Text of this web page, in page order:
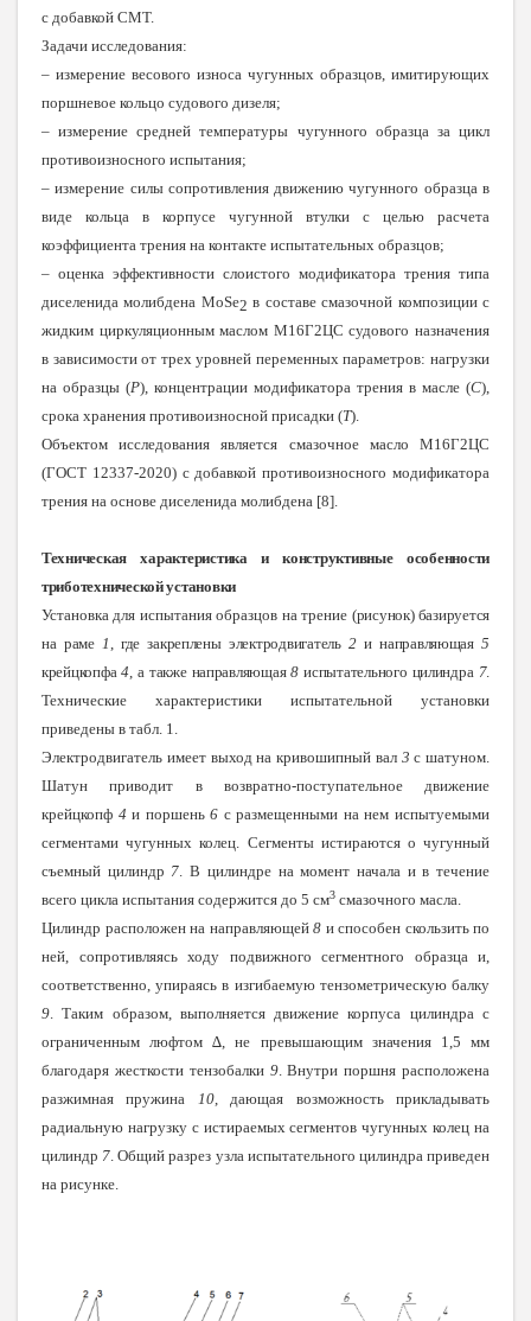
с добавкой СМТ.
Задачи исследования:
– измерение весового износа чугунных образцов, имитирующих
поршневое кольцо судового дизеля;
– измерение средней температуры чугунного образца за цикл
противоизносного испытания;
– измерение силы сопротивления движению чугунного образца в
виде кольца в корпусе чугунной втулки с целью расчета
коэффициента трения на контакте испытательных образцов;
– оценка эффективности слоистого модификатора трения типа
диселенида молибдена MoSe2 в составе смазочной композиции с
жидким циркуляционным маслом М16Г2ЦС судового назначения
в зависимости от трех уровней переменных параметров: нагрузки
на образцы (Р), концентрации модификатора трения в масле (С),
срока хранения противоизносной присадки (Т).
Объектом исследования является смазочное масло М16Г2ЦС
(ГОСТ 12337-2020) с добавкой противоизносного модификатора
трения на основе диселенида молибдена [8].
Техническая характеристика и конструктивные особенности
триботехнической установки
Установка для испытания образцов на трение (рисунок) базируется
на раме1, где закреплены электродвигатель2и направляющая5
крейцкопфа4, а также направляющая8 испытательного цилиндра 7.
Технические характеристики испытательной установки
приведены в табл. 1.
Электродвигатель имеет выход на кривошипный вал 3 с шатуном.
Шатун приводит в возвратно-поступательное движение
крейцкопф 4 и поршень6 с размещенными на нем испытуемыми
сегментами чугунных колец. Сегменты истираются о чугунный
съемный цилиндр 7. В цилиндре на момент начала и в течение
всего цикла испытания содержится до 5 см3 смазочного масла.
Цилиндр расположен на направляющей 8 и способен скользить по
ней, сопротивляясь ходу подвижного сегментного образца и,
соответственно, упираясь в изгибаемую тензометрическую балку
9. Таким образом, выполняется движение корпуса цилиндра с
ограниченным люфтом ∆, не превышающим значения 1,5 мм
благодаря жесткости тензобалки 9. Внутри поршня расположена
разжимная пружина 10, дающая возможность прикладывать
радиальную нагрузку с истираемых сегментов чугунных колец на
цилиндр 7. Общий разрез узла испытательного цилиндра приведен
на рисунке.